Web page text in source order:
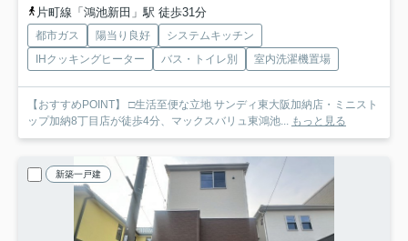
片町線「鴻池新田」駅 徒歩31分
都市ガス 陽当り良好
システムキッチン
IHクッキングヒーター
バス・トイレ別 室内洗濯機置場
【おすすめPOINT】 □生活至便な立地 サンディ東大阪加納店・ミニスト
ップ加納8丁目店が徒歩4分、マックスバリュ東鴻池...
もっと見る
新築一戸建